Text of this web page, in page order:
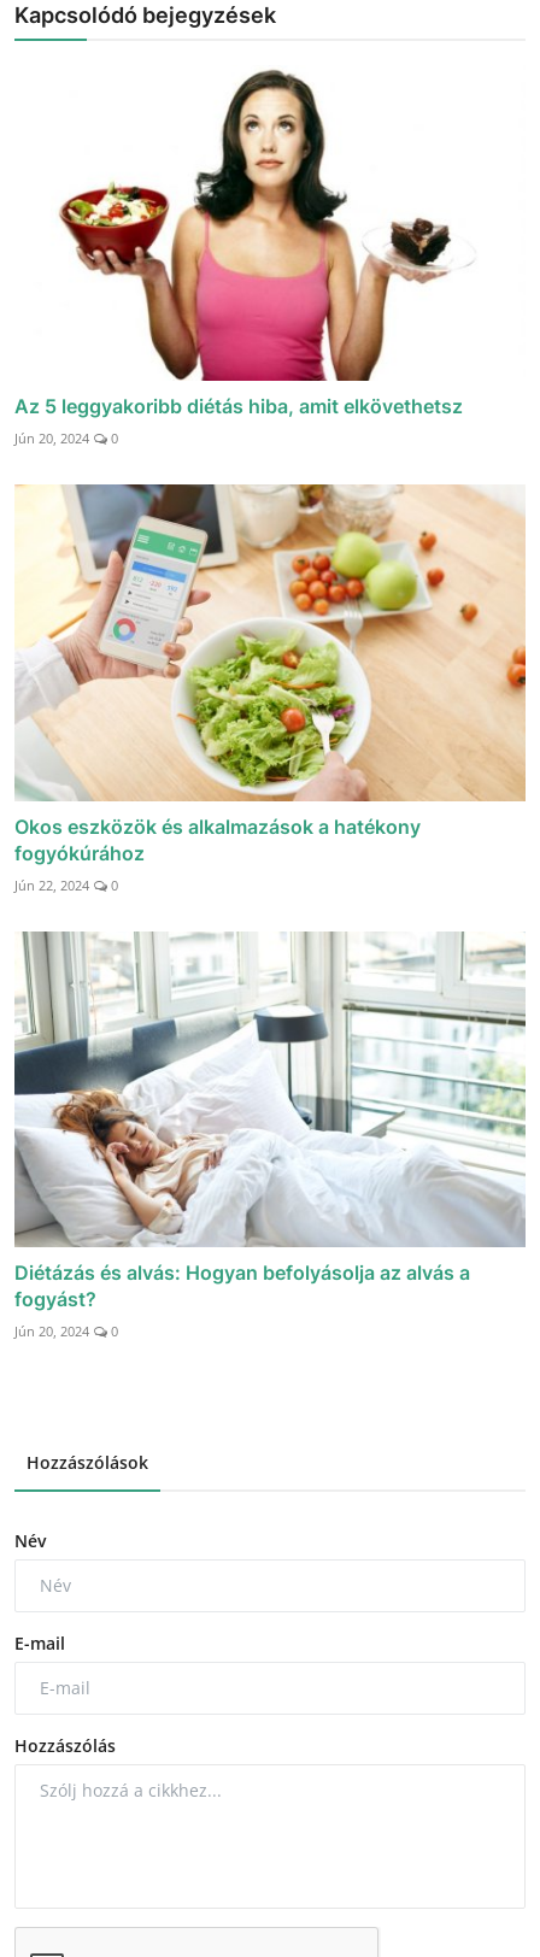
Kapcsolódó bejegyzések
Az 5 leggyakoribb diétás hiba, amit elkövethetsz
Jún 20, 2024 0
Okos eszközök és alkalmazások a hatékony
fogyókúrához
Jún 22, 2024 0
Diétázás és alvás: Hogyan befolyásolja az alvás a
fogyást?
Jún 20, 2024 0
Hozzászólások
Név
E-mail
Hozzászólás